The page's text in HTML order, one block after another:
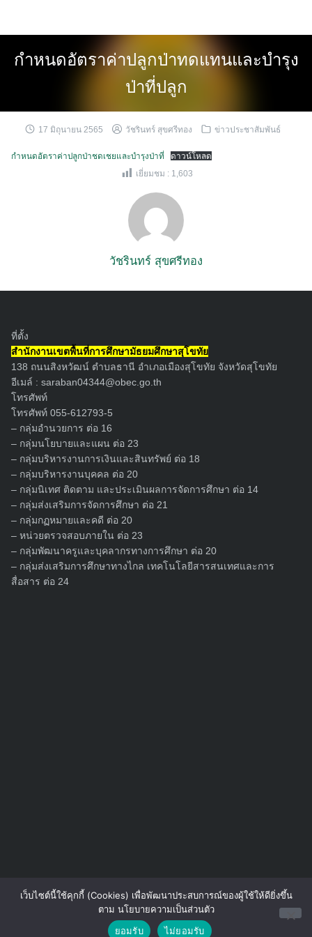
Search
กำหนดอัตราค่าปลูกป่าทดแทนและบำรุง
ป่าที่ปลูก
17 มิถุนายน 2565 วัชรินทร์ สุขศรีทอง ข่าวประชาสัมพันธ์
กำหนดอัตราค่าปลูกป่าชดเชยและบำรุงป่าที่ ดาวน์โหลด
เยี่ยมชม : 1,603
วัชรินทร์ สุขศรีทอง
ที่ตั้ง
สำนักงานเขตพื้นที่การศึกษามัธยมศึกษาสุโขทัย
138 ถนนสิงหวัฒน์ ตำบลธานี อำเภอเมืองสุโขทัย จังหวัดสุโขทัย
อีเมล์ : saraban04344@obec.go.th
โทรศัพท์
โทรศัพท์ 055-612793-5
– กลุ่มอำนวยการ ต่อ 16
– กลุ่มนโยบายและแผน ต่อ 23
– กลุ่มบริหารงานการเงินและสินทรัพย์ ต่อ 18
– กลุ่มบริหารงานบุคคล ต่อ 20
– กลุ่มนิเทศ ติดตาม และประเมินผลการจัดการศึกษา ต่อ 14
– กลุ่มส่งเสริมการจัดการศึกษา ต่อ 21
– กลุ่มกฏหมายและคดี ต่อ 20
– หน่วยตรวจสอบภายใน ต่อ 23
– กลุ่มพัฒนาครูและบุคลากรทางการศึกษา ต่อ 20
– กลุ่มส่งเสริมการศึกษาทางไกล เทคโนโลยีสารสนเทศและการ
สื่อสาร ต่อ 24
เว็บไซต์นี้ใช้คุกกี้ (Cookies) เพื่อพัฒนาประสบการณ์ของผู้ใช้ให้ดียิ่งขึ้น
ตาม นโยบายความเป็นส่วนตัว
ยอมรับ
ไม่ยอมรับ
Contact us